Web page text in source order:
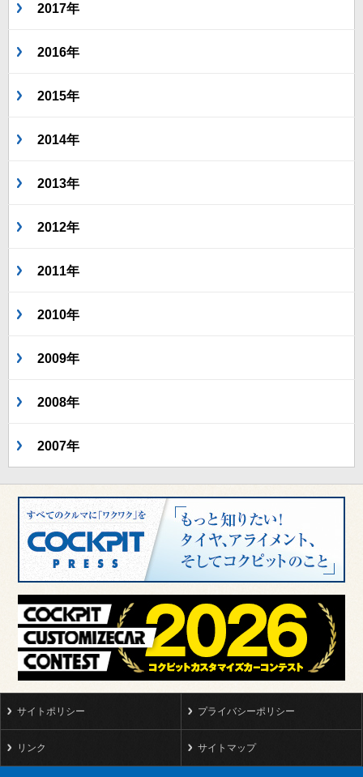
2017年
2016年
2015年
2014年
2013年
2012年
2011年
2010年
2009年
2008年
2007年
サイトポリシー プライバシーポリシー
リンク サイトマップ